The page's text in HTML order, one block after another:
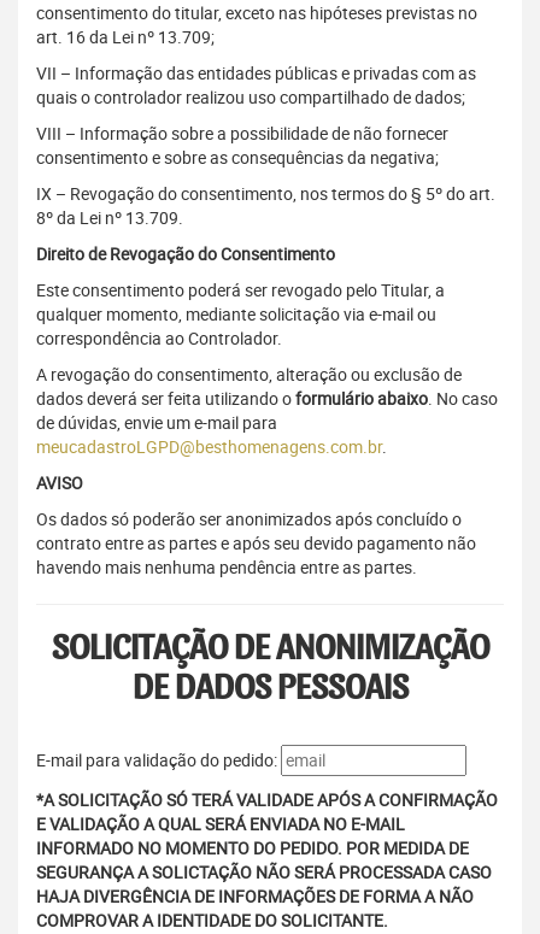
consentimento do titular, exceto nas hipóteses previstas no
art. 16 da Lei nº 13.709;
VII – Informação das entidades públicas e privadas com as
quais o controlador realizou uso compartilhado de dados;
VIII – Informação sobre a possibilidade de não fornecer
consentimento e sobre as consequências da negativa;
IX – Revogação do consentimento, nos termos do § 5º do art.
8º da Lei nº 13.709.
Direito de Revogação do Consentimento
Este consentimento poderá ser revogado pelo Titular, a
qualquer momento, mediante solicitação via e-mail ou
correspondência ao Controlador.
A revogação do consentimento, alteração ou exclusão de
dados deverá ser feita utilizando oformulário abaixo. No caso
de dúvidas, envie um e-mail para
meucadastroLGPD@besthomenagens.com.br.
AVISO
Os dados só poderão ser anonimizados após concluído o
contrato entre as partes e após seu devido pagamento não
havendo mais nenhuma pendência entre as partes.
SOLICITAÇÃO DE ANONIMIZAÇÃO
DE DADOS PESSOAIS
E-mail para validação do pedido:
*A SOLICITAÇÃO SÓ TERÁ VALIDADE APÓS A CONFIRMAÇÃO
E VALIDAÇÃO A QUAL SERÁ ENVIADA NO E-MAIL
INFORMADO NO MOMENTO DO PEDIDO. POR MEDIDA DE
SEGURANÇA A SOLICTAÇÃO NÃO SERÁ PROCESSADA CASO
HAJA DIVERGÊNCIA DE INFORMAÇÕES DE FORMA A NÃO
COMPROVAR A IDENTIDADE DO SOLICITANTE.